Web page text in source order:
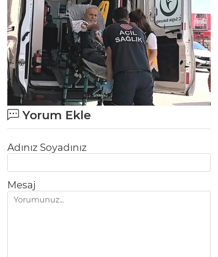
Yorum Ekle
Adınız Soyadınız
Mesaj